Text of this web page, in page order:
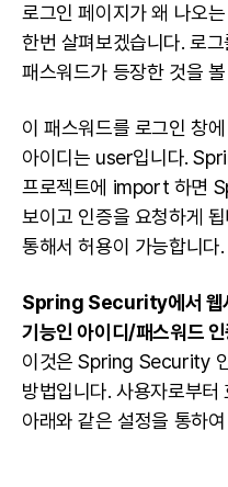
로그인 페이지가 왜 나오
한번 살펴보겠습니다. 로
패스워드가 등장한 것을
이 패스워드를 로그인 창
아이디는 user입니다.
프로젝트에 import 하면
보이고 인증을 요청하게
통해서 허용이 가능합니다.
Spring Security에서 웹
기능인 아이디/패스워드
이것은 Spring Security
방법입니다. 사용자로부터
아래와 같은 설정을 통하